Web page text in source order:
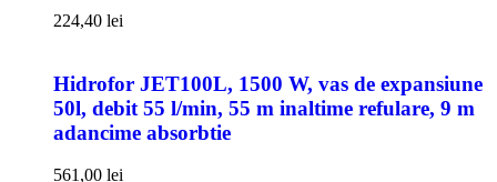
224,40 lei
Hidrofor JET100L, 1500 W, vas de expansiune
50l, debit 55 l/min, 55 m inaltime refulare, 9 m
adancime absorbtie
561,00 lei